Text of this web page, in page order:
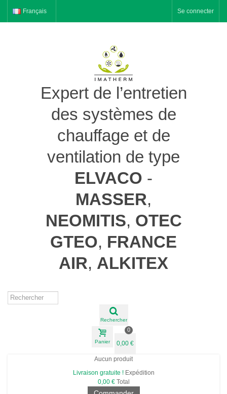
Français Se connecter
Expert de l’entretien
des systèmes de
chauffage et de
ventilation de type
ELVACO -
MASSER,
NEOMITIS, OTEC
GTEO, FRANCE
AIR, ALKITEX
Rechercher
Panier
0
0,00 €
Aucun produit
Livraison gratuite ! Expédition
0,00 € Total